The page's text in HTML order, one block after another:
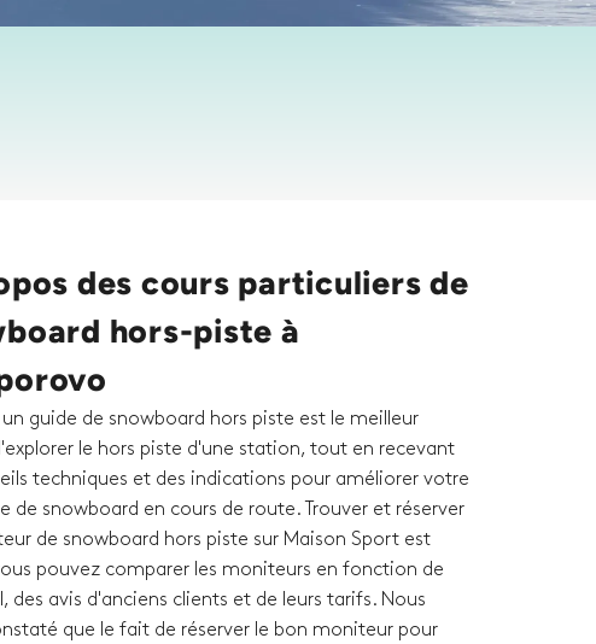
des cours particuliers de
hors-piste à
un guide de snowboard hors piste est le meilleur
le hors piste d'une station, tout en recevant
techniques et des indications pour améliorer votre
de snowboard en cours de route. Trouver et réserver
de snowboard hors piste sur Maison Sport est
pouvez comparer les moniteurs en fonction de
des avis d'anciens clients et de leurs tarifs. Nous
que le fait de réserver le bon moniteur pour